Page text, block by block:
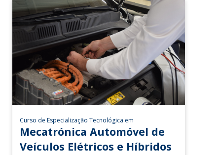
Curso de Especialização Tecnológica em
Mecatrónica Automóvel de
Veículos Elétricos e Híbridos